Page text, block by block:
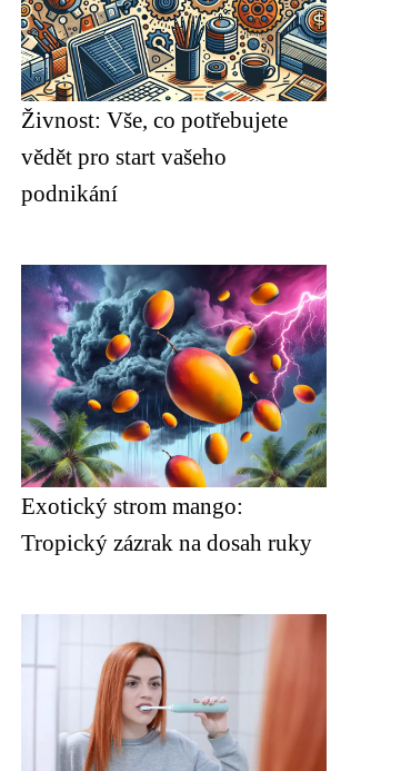
Živnost: Vše, co potřebujete
vědět pro start vašeho
podnikání
Exotický strom mango:
Tropický zázrak na dosah ruky